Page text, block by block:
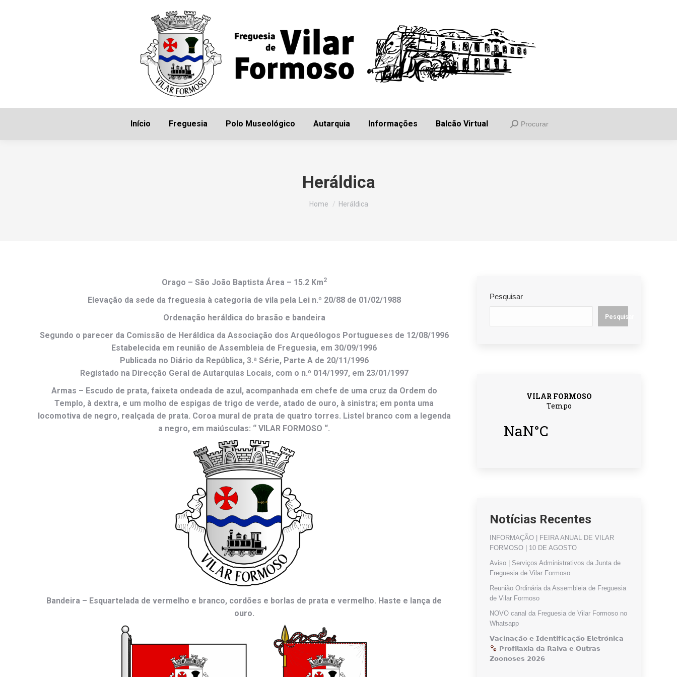
Início Freguesia Polo Museológico Autarquia Informações Balcão Virtual Search:
Procurar
Heráldica
You are here:
Home Heráldica
Orago – São João Baptista Área – 15.2 Km2
Elevação da sede da freguesia à categoria de vila pela Lei n.º 20/88 de 01/02/1988
Ordenação heráldica do brasão e bandeira
Segundo o parecer da Comissão de Heráldica da Associação dos Arqueólogos Portugueses de 12/08/1996
Estabelecida em reunião de Assembleia de Freguesia, em 30/09/1996
Publicada no Diário da República, 3.ª Série, Parte A de 20/11/1996
Registado na Direcção Geral de Autarquias Locais, com o n.º 014/1997, em 23/01/1997
Armas – Escudo de prata, faixeta ondeada de azul, acompanhada em chefe de uma cruz da Ordem do
Templo, à dextra, e um molho de espigas de trigo de verde, atado de ouro, à sinistra; em ponta uma
locomotiva de negro, realçada de prata. Coroa mural de prata de quatro torres. Listel branco com a legenda
a negro, em maiúsculas: “ VILAR FORMOSO “.
Bandeira – Esquartelada de vermelho e branco, cordões e borlas de prata e vermelho. Haste e lança de
ouro.
Pesquisar
Pesquisar
Notícias Recentes
INFORMAÇÃO | FEIRA ANUAL DE VILAR
FORMOSO | 10 DE AGOSTO
Aviso | Serviços Administrativos da Junta de
Freguesia de Vilar Formoso
Reunião Ordinária da Assembleia de Freguesia
de Vilar Formoso
NOVO canal da Freguesia de Vilar Formoso no
Whatsapp
𝗩𝗮𝗰𝗶𝗻𝗮𝗰̧𝗮̃𝗼 𝗲 𝗜𝗱𝗲𝗻𝘁𝗶𝗳𝗶𝗰𝗮𝗰̧𝗮̃𝗼 𝗘𝗹𝗲𝘁𝗿𝗼́𝗻𝗶𝗰𝗮
𝗣𝗿𝗼𝗳𝗶𝗹𝗮𝘅𝗶𝗮 𝗱𝗮 𝗥𝗮𝗶𝘃𝗮 𝗲 𝗢𝘂𝘁𝗿𝗮𝘀
𝗭𝗼𝗼𝗻𝗼𝘀𝗲𝘀 𝟮𝟬𝟮𝟲